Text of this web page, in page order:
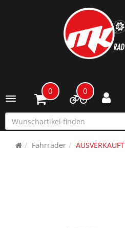
Toggle navigation
0 0
Fahrräder AUSVERKAUFT